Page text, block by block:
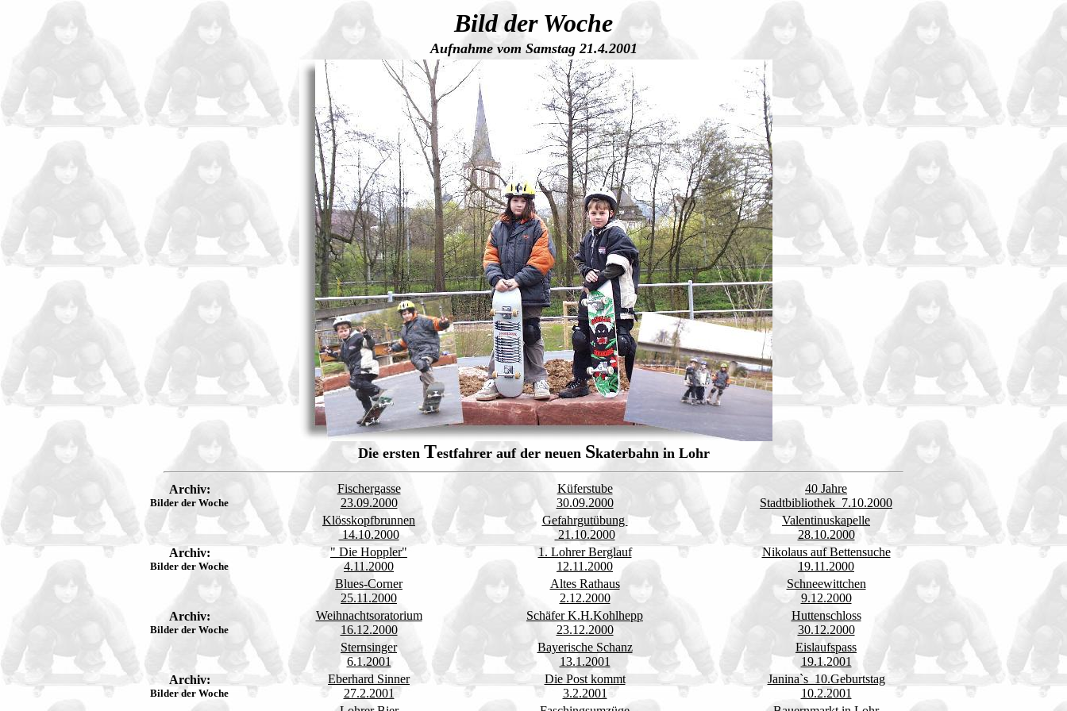
Bild der Woche
Aufnahme vom Samstag 21.4.2001
Die ersten Testfahrer auf der neuen Skaterbahn in Lohr
Archiv:
Bilder der Woche
Fischergasse
23.09.2000
Küferstube
30.09.2000
40 Jahre
Stadtbibliothek 7.10.2000
Klösskopfbrunnen
14.10.2000
Gefahrgutübung
21.10.2000
Valentinuskapelle
28.10.2000
Archiv:
Bilder der Woche
" Die Hoppler"
4.11.2000
1. Lohrer Berglauf
12.11.2000
Nikolaus auf Bettensuche
19.11.2000
Blues-Corner
25.11.2000
Altes Rathaus
2.12.2000
Schneewittchen
9.12.2000
Archiv:
Bilder der Woche
Weihnachtsoratorium
16.12.2000
Schäfer K.H.Kohlhepp
23.12.2000
Huttenschloss
30.12.2000
Sternsinger
6.1.2001
Bayerische Schanz
13.1.2001
Eislaufspass
19.1.2001
Archiv:
Bilder der Woche
Eberhard Sinner
27.2.2001
Die Post kommt
3.2.2001
Janina`s 10.Geburtstag
10.2.2001